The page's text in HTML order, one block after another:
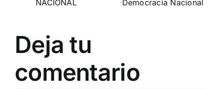
DN ESTUVO PRESENTE
Deja tu
comentario